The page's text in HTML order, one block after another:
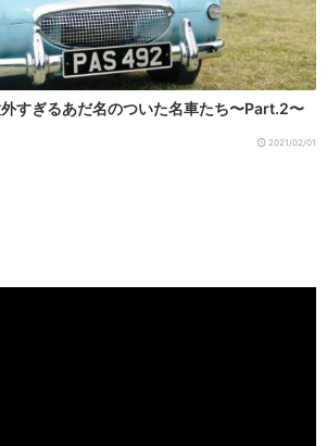
すぎるあだ名のついた名車たち〜Part.2〜
2021/02/01